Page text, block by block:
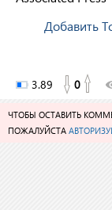
Добавить
3.89 0
ЧТОБЫ ОСТАВИТЬ
ПОЖАЛУЙСТА